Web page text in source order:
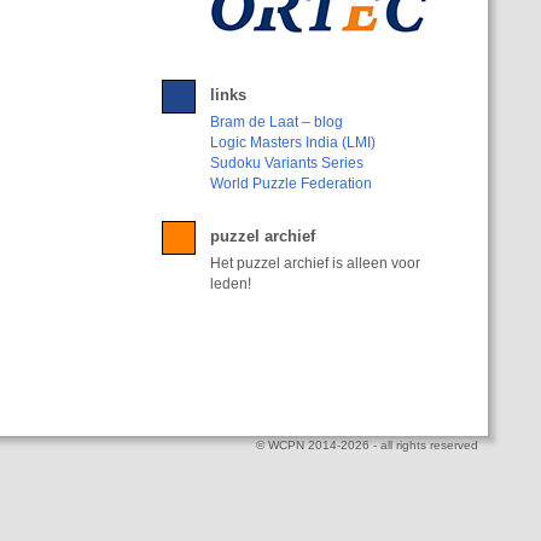
links
Bram de Laat – blog
Logic Masters India (LMI)
Sudoku Variants Series
World Puzzle Federation
puzzel archief
Het puzzel archief is alleen voor
leden!
© WCPN 2014-2026 - all rights reserved